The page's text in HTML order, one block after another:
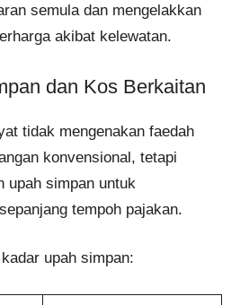
semula dan mengelakkan
akibat kelewatan.
dan Kos Berkaitan
tidak mengenakan faedah
konvensional, tetapi
upah simpan untuk
tempoh pajakan.
upah simpan: